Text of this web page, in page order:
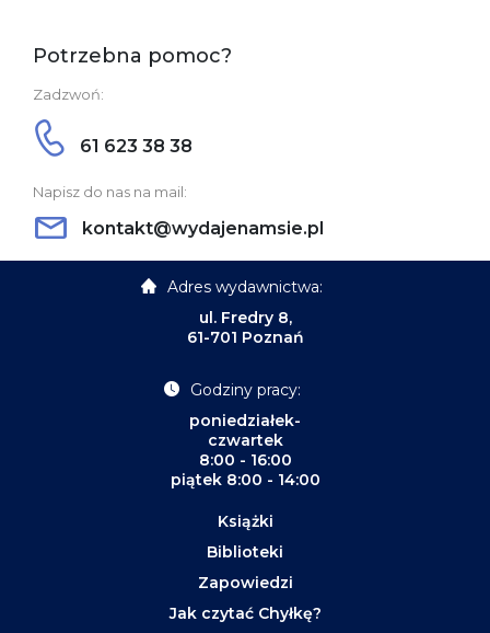
Potrzebna pomoc?
Zadzwoń:
61 623 38 38
Napisz do nas na mail:
kontakt@wydajenamsie.pl
Adres wydawnictwa:
ul. Fredry 8,
61-701 Poznań
Godziny pracy:
poniedziałek-
czwartek
8:00 - 16:00
piątek 8:00 - 14:00
Książki
Biblioteki
Zapowiedzi
Jak czytać Chyłkę?